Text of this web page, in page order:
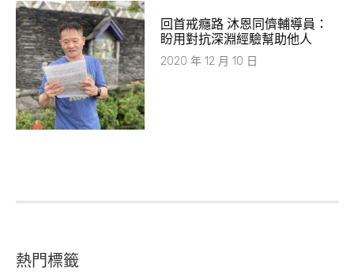
回首戒癮路 沐恩同儕輔導員：
盼用對抗深淵經驗幫助他人
2020 年 12 月 10 日
熱門標籤